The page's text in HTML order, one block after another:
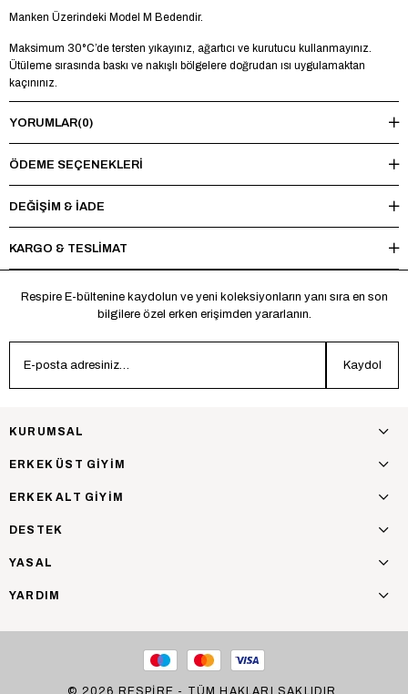
Manken Üzerindeki Model M Bedendir.
Maksimum 30°C’de tersten yıkayınız, ağartıcı ve kurutucu kullanmayınız.
Ütüleme sırasında baskı ve nakışlı bölgelere doğrudan ısı uygulamaktan
kaçınınız.
YORUMLAR(0)
ÖDEME SEÇENEKLERI
DEĞİŞİM & İADE
KARGO & TESLİMAT
Respire E-bültenine kaydolun ve yeni koleksiyonların yanı sıra en son
bilgilere özel erken erişimden yararlanın.
Kaydol
KURUMSAL
ERKEK ÜST GİYİM
ERKEK ALT GİYİM
DESTEK
YASAL
YARDIM
© 2026 RESPİRE - TÜM HAKLARI SAKLIDIR.